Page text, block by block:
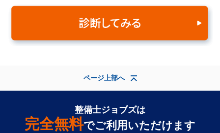
ページ上部へ
整備士ジョブズは
完全無料でご利用いただけます